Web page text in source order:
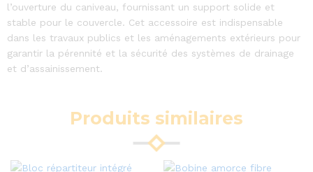
l’ouverture du caniveau, fournissant un support solide et
stable pour le couvercle. Cet accessoire est indispensable
dans les travaux publics et les aménagements extérieurs pour
garantir la pérennité et la sécurité des systèmes de drainage
et d’assainissement.
Produits similaires